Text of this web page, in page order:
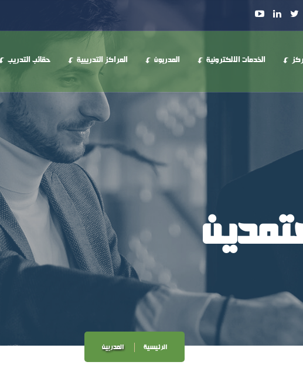
الخدمات الالكترونية المدربون المراكز التدريبية حقائب التدريب
الرئيسية المدربين